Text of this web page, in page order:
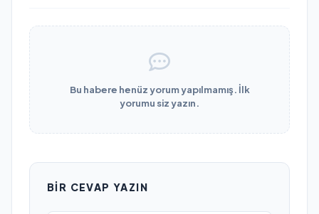
Bu habere henüz yorum yapılmamış. İlk
yorumu siz yazın.
BIR CEVAP YAZIN